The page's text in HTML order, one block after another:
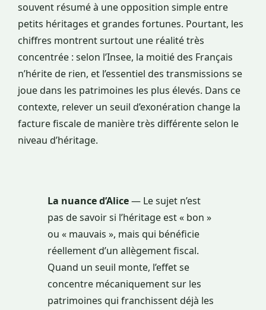
souvent résumé à une opposition simple entre
petits héritages et grandes fortunes. Pourtant, les
chiffres montrent surtout une réalité très
concentrée : selon l’Insee, la moitié des Français
n’hérite de rien, et l’essentiel des transmissions se
joue dans les patrimoines les plus élevés. Dans ce
contexte, relever un seuil d’exonération change la
facture fiscale de manière très différente selon le
niveau d’héritage.
La nuance d’Alice— Le sujet n’est
pas de savoir si l’héritage est « bon »
ou « mauvais », mais qui bénéficie
réellement d’un allègement fiscal.
Quand un seuil monte, l’effet se
concentre mécaniquement sur les
patrimoines qui franchissent déjà les